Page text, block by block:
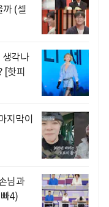
(셀
각나
[핫피
지막이
님과
4)